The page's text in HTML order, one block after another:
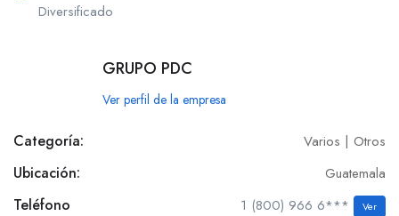
Diversificado
GRUPO PDC
Ver perfil de la empresa
Categoría: Varios | Otros
Ubicación: Guatemala
Teléfono 1 (800) 966 6*** Ver